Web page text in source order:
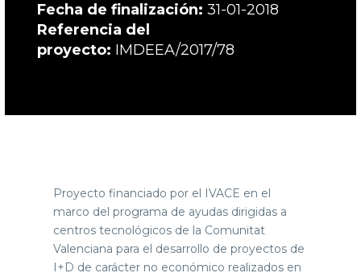
Fecha de finalización: 31-01-2018
Referencia del
proyecto: IMDEEA/2017/78
Proyecto financiado por el IVACE en el
marco del programa de ayudas dirigidas a
centros tecnológicos de la Comunitat
Valenciana para el desarrollo de proyectos de
I+D de carácter no económico realizados en